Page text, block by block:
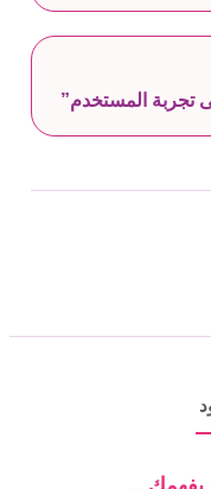
تجربة المستخدم”